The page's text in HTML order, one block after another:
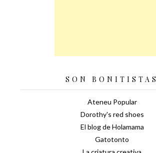
SON BONITISTAS
Ateneu Popular
Dorothy's red shoes
El blog de Holamama
Gatotonto